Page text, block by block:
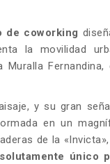
de coworking
la movilidad
Fernandina,
y su gran
en un
de la
único